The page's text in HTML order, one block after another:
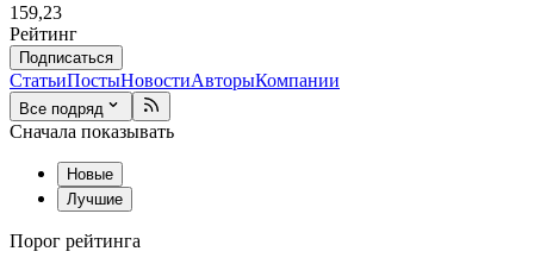
159,23
Рейтинг
Подписаться
СтатьиПостыНовостиАвторыКомпании
Все подряд
Сначала показывать
Новые
Лучшие
Порог рейтинга